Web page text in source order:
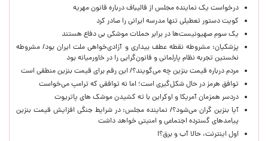
درخواست یک نماینده مجلس از قالیباف درباره قانون مهریه
کویت دستور تعطیلی تنها مدرسه ایرانی را صادر کرد
یک‌ سوم صهیونیست‌ها در برابر حملات موشکی بی دفاع هستند
پزشکیان: مشروطه نقطه عطف بیداری و آزادی‌خواهی ملت ایران بود/ مشروطه
نخستین تجربه نظام پارلمانی و قانون‌گرایی را در خاورمیانه بود
مردم درباره قیمت بنزین چه می‌گویند؟/ این رقم برای قیمت بنزین منطقی است
توافق هرمز در حال شکل‌گیری است؛ اما نه توافقی که ترامپ می‌خواست
دردسر همزمان آمریکا و اوکراین با ته کشیدن موشک های پاتریوت
آیا بنزین گران می‌شود؟/ نماینده مجلس: در شرایط جنگی افزایش قیمت بنزین
پیامدهای گسترده اجتماعی و امنیتی خواهد داشت
اول اینترنت، حالا آب و برق؟!